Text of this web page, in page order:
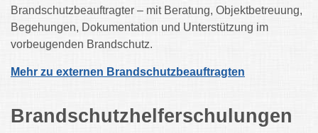
Brandschutzbeauftragter – mit Beratung, Objektbetreuung,
Begehungen, Dokumentation und Unterstützung im
vorbeugenden Brandschutz.
Mehr zu externen Brandschutzbeauftragten
Brandschutzhelferschulungen